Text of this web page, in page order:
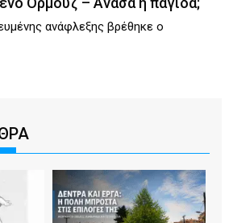
ανάφλεξης βρέθηκε ο